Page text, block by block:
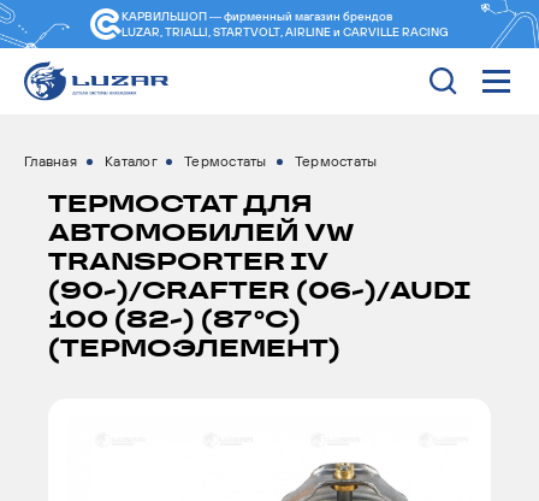
КАРВИЛЬШОП — фирменный магазин брендов
LUZAR, TRIALLI, STARTVOLT, AIRLINE и CARVILLE RACING
Главная Каталог Термостаты Термостаты
ТЕРМОСТАТ ДЛЯ
АВТОМОБИЛЕЙ VW
TRANSPORTER IV
(90-)/CRAFTER (06-)/AUDI
100 (82-) (87°С)
(ТЕРМОЭЛЕМЕНТ)